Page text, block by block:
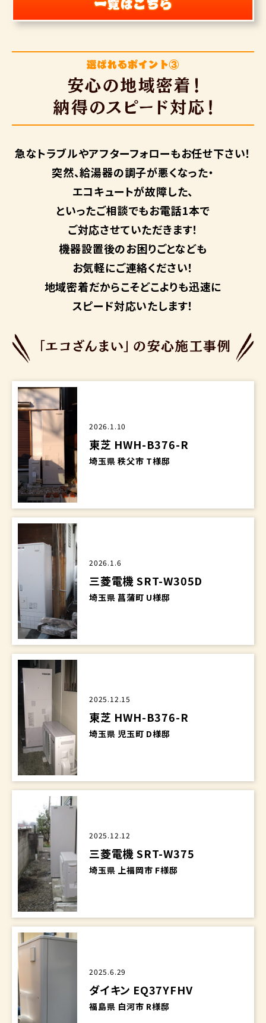
急なトラブルやアフターフォローもお任せ下さい！
突然、給湯器の調子が悪くなった・
エコキュートが故障した、
といったご相談でもお電話1本で
ご対応させていただきます！
機器設置後のお困りごとなども
お気軽にご連絡ください！
地域密着だからこそどこよりも迅速に
スピード対応いたします！
2026.1.10
東芝 HWH-B376-R
埼玉県 秩父市 T様邸
2026.1.6
三菱電機 SRT-W305D
埼玉県 菖蒲町 U様邸
2025.12.15
東芝 HWH-B376-R
埼玉県 児玉町 D様邸
2025.12.12
三菱電機 SRT-W375
埼玉県 上福岡市 F様邸
2025.6.29
ダイキン EQ37YFHV
福島県 白河市 R様邸